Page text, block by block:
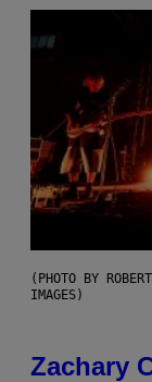
(PHOTO BY
IMAGES)
Zachary